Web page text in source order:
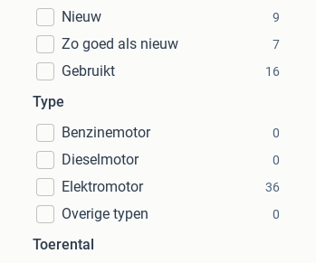
Nieuw
9
Zo goed als nieuw 7
Gebruikt 16
Type
Benzinemotor
0
Dieselmotor 0
Elektromotor 36
Overige typen 0
Toerental